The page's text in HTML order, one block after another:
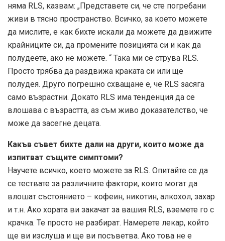
няма RLS, казвам: „Представете си, че сте погребани
живи в тясно пространство. Всичко, за което можете
да мислите, е как бихте искали да можете да движите
крайниците си, да промените позицията си и как да
полудеете, ако не можете. “ Така ми се струва RLS.
Просто трябва да раздвижа краката си или ще
полудея. Друго погрешно схващане е, че RLS засяга
само възрастни. Докато RLS има тенденция да се
влошава с възрастта, аз съм живо доказателство, че
може да засегне децата.
Какъв съвет бихте дали на други, които може да
изпитват същите симптоми?
Научете всичко, което можете за RLS. Опитайте се да
се тествате за различните фактори, които могат да
влошат състоянието – кофеин, никотин, алкохол, захар
и т.н. Ако хората ви закачат за вашия RLS, вземете го с
крачка. Те просто не разбират. Намерете лекар, който
ще ви изслуша и ще ви посъветва. Ако това не е